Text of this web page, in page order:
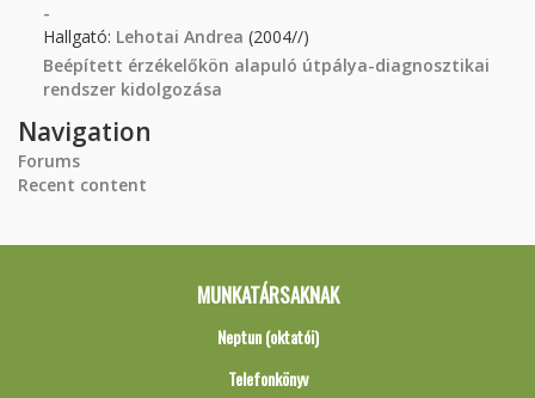
-
Hallgató: Lehotai Andrea (2004//)
Beépített érzékelőkön alapuló útpálya-diagnosztikai
rendszer kidolgozása
Navigation
Forums
Recent content
MUNKATÁRSAKNAK
Neptun (oktatói)
Telefonkönyv